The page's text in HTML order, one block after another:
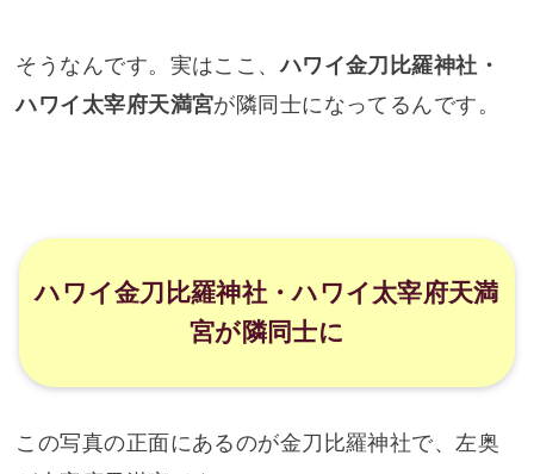
ハワイ金刀比羅神社・ハワイ太宰府天満
宮が隣同士に
が大宰府天満宮です。